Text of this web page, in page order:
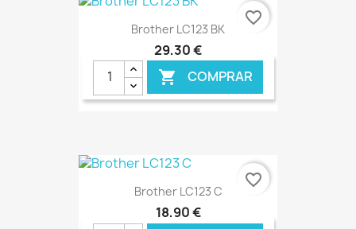
€ ONLINE
Brother LC123 BK
29,30 €
 COMPRAR
€ ONLINE
favorite_border
Brother LC123 C
18,90 €
favorite_border